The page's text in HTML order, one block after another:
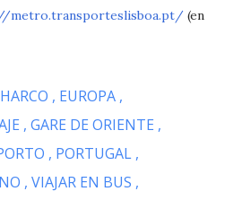
metro.transporteslisboa.pt/ (en
EUROPA
GARE DE ORIENTE
PORTUGAL
VIAJAR EN BUS